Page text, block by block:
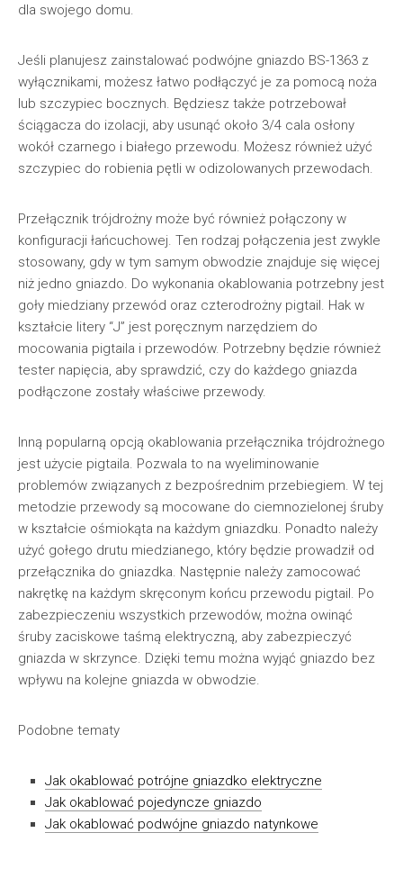
dla swojego domu.
Jeśli planujesz zainstalować podwójne gniazdo BS-1363 z
wyłącznikami, możesz łatwo podłączyć je za pomocą noża
lub szczypiec bocznych. Będziesz także potrzebował
ściągacza do izolacji, aby usunąć około 3/4 cala osłony
wokół czarnego i białego przewodu. Możesz również użyć
szczypiec do robienia pętli w odizolowanych przewodach.
Przełącznik trójdrożny może być również połączony w
konfiguracji łańcuchowej. Ten rodzaj połączenia jest zwykle
stosowany, gdy w tym samym obwodzie znajduje się więcej
niż jedno gniazdo. Do wykonania okablowania potrzebny jest
goły miedziany przewód oraz czterodrożny pigtail. Hak w
kształcie litery “J” jest poręcznym narzędziem do
mocowania pigtaila i przewodów. Potrzebny będzie również
tester napięcia, aby sprawdzić, czy do każdego gniazda
podłączone zostały właściwe przewody.
Inną popularną opcją okablowania przełącznika trójdrożnego
jest użycie pigtaila. Pozwala to na wyeliminowanie
problemów związanych z bezpośrednim przebiegiem. W tej
metodzie przewody są mocowane do ciemnozielonej śruby
w kształcie ośmiokąta na każdym gniazdku. Ponadto należy
użyć gołego drutu miedzianego, który będzie prowadził od
przełącznika do gniazdka. Następnie należy zamocować
nakrętkę na każdym skręconym końcu przewodu pigtail. Po
zabezpieczeniu wszystkich przewodów, można owinąć
śruby zaciskowe taśmą elektryczną, aby zabezpieczyć
gniazda w skrzynce. Dzięki temu można wyjąć gniazdo bez
wpływu na kolejne gniazda w obwodzie.
Podobne tematy
Jak okablować potrójne gniazdko elektryczne
Jak okablować pojedyncze gniazdo
Jak okablować podwójne gniazdo natynkowe